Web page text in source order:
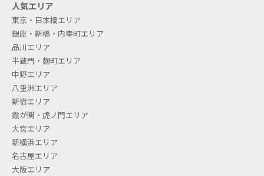
人気エリア
東京・日本橋エリア
銀座・新橋・内幸町エリア
品川エリア
半蔵門・麹町エリア
中野エリア
八重洲エリア
新宿エリア
霞が関・虎ノ門エリア
大宮エリア
新横浜エリア
名古屋エリア
大阪エリア